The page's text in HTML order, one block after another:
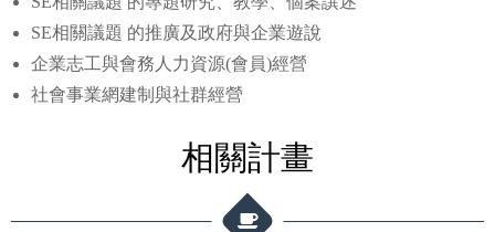
SE相關議題 的推廣及政府與企業遊說
企業志工與會務人力資源(會員)經營
社會事業網建制與社群經營
相關計畫